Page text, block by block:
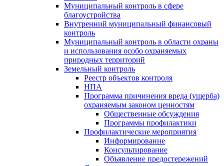
Муниципальный контроль в сфере
благоустройства
Внутренний муниципальный финансовый
контроль
Муниципальный контроль в области охраны
и использования особо охраняемых
природных территорий
Земельный контроль
Реестр объектов контроля
НПА
Программа причинения вреда (ущерба)
охраняемым законом ценностям
Общественные обсуждения
Программы профилактики
Профилактические мероприятия
Информирование
Консультирование
Объявление предостережений